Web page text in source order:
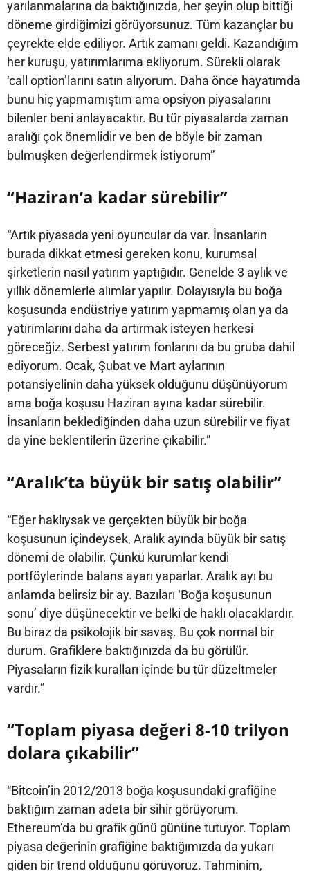
yarılanmalarına da baktığınızda, her şeyin olup bittiği
döneme girdiğimizi görüyorsunuz. Tüm kazançlar bu
çeyrekte elde ediliyor. Artık zamanı geldi. Kazandığım
her kuruşu, yatırımlarıma ekliyorum. Sürekli olarak
‘call option’larını satın alıyorum. Daha önce hayatımda
bunu hiç yapmamıştım ama opsiyon piyasalarını
bilenler beni anlayacaktır. Bu tür piyasalarda zaman
aralığı çok önemlidir ve ben de böyle bir zaman
bulmuşken değerlendirmek istiyorum”
“Haziran’a kadar sürebilir”
“Artık piyasada yeni oyuncular da var. İnsanların
burada dikkat etmesi gereken konu, kurumsal
şirketlerin nasıl yatırım yaptığıdır. Genelde 3 aylık ve
yıllık dönemlerle alımlar yapılır. Dolayısıyla bu boğa
koşusunda endüstriye yatırım yapmamış olan ya da
yatırımlarını daha da artırmak isteyen herkesi
göreceğiz. Serbest yatırım fonlarını da bu gruba dahil
ediyorum. Ocak, Şubat ve Mart aylarının
potansiyelinin daha yüksek olduğunu düşünüyorum
ama boğa koşusu Haziran ayına kadar sürebilir.
İnsanların beklediğinden daha uzun sürebilir ve fiyat
da yine beklentilerin üzerine çıkabilir.”
“Aralık’ta büyük bir satış olabilir”
“Eğer haklıysak ve gerçekten büyük bir boğa
koşusunun içindeysek, Aralık ayında büyük bir satış
dönemi de olabilir. Çünkü kurumlar kendi
portföylerinde balans ayarı yaparlar. Aralık ayı bu
anlamda belirsiz bir ay. Bazıları ‘Boğa koşusunun
sonu’ diye düşünecektir ve belki de haklı olacaklardır.
Bu biraz da psikolojik bir savaş. Bu çok normal bir
durum. Grafiklere baktığınızda da bu görülür.
Piyasaların fizik kuralları içinde bu tür düzeltmeler
vardır.”
“Toplam piyasa değeri 8-10 trilyon
dolara çıkabilir”
“Bitcoin’in 2012/2013 boğa koşusundaki grafiğine
baktığım zaman adeta bir sihir görüyorum.
Ethereum’da bu grafik günü gününe tutuyor. Toplam
piyasa değerinin grafiğine baktığımızda da yukarı
giden bir trend olduğunu görüyoruz. Tahminim,